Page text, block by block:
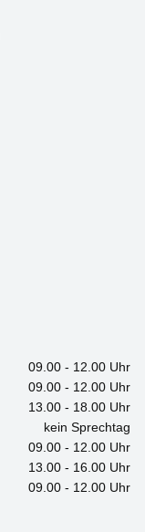
09.00 - 12.00 Uhr
09.00 - 12.00 Uhr
13.00 - 18.00 Uhr
kein Sprechtag
09.00 - 12.00 Uhr
13.00 - 16.00 Uhr
09.00 - 12.00 Uhr